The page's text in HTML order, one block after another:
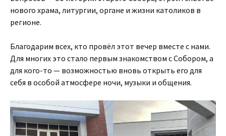
нового храма, литургии, органе и жизни католиков в
регионе.
Благодарим всех, кто провёл этот вечер вместе с нами.
Для многих это стало первым знакомством с Собором, а
для кого-то — возможностью вновь открыть его для
себя в особой атмосфере ночи, музыки и общения.